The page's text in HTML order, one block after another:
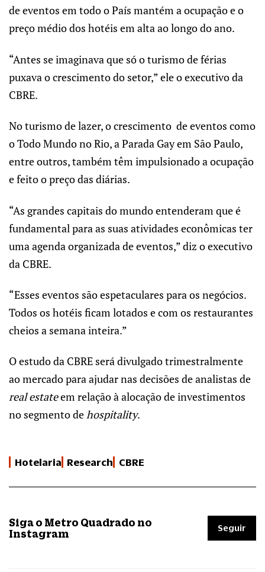
de eventos em todo o País mantém a ocupação e o
preço médio dos hotéis em alta ao longo do ano.
“Antes se imaginava que só o turismo de férias
puxava o crescimento do setor,” ele o executivo da
CBRE.
No turismo de lazer, o crescimento de eventos como
o Todo Mundo no Rio, a Parada Gay em São Paulo,
entre outros, também têm impulsionado a ocupação
e feito o preço das diárias.
“As grandes capitais do mundo entenderam que é
fundamental para as suas atividades econômicas ter
uma agenda organizada de eventos,” diz o executivo
da CBRE.
“Esses eventos são espetaculares para os negócios.
Todos os hotéis ficam lotados e com os restaurantes
cheios a semana inteira.”
O estudo da CBRE será divulgado trimestralmente
ao mercado para ajudar nas decisões de analistas de
real estateem relação à alocação de investimentos
no segmento dehospitality.
Hotelaria Research CBRE
Siga o Metro Quadrado no
Instagram
Seguir